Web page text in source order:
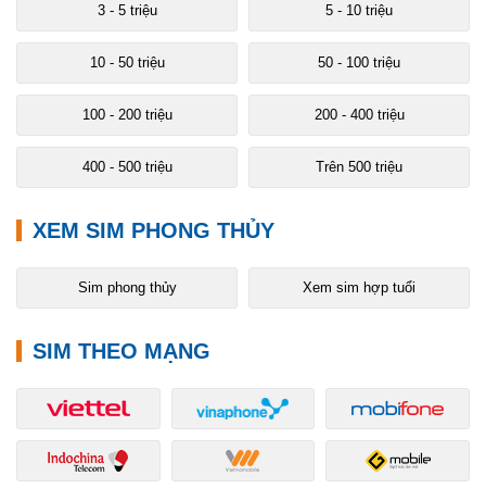
3 - 5 triệu 5 - 10 triệu
10 - 50 triệu 50 - 100 triệu
100 - 200 triệu 200 - 400 triệu
400 - 500 triệu Trên 500 triệu
XEM SIM PHONG THỦY
Sim phong thủy Xem sim hợp tuổi
SIM THEO MẠNG